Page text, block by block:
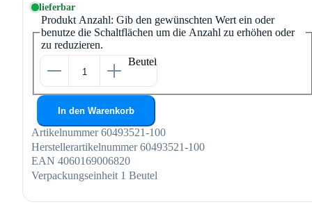
lieferbar
Produkt Anzahl: Gib den gewünschten Wert ein oder
benutze die Schaltflächen um die Anzahl zu erhöhen oder
zu reduzieren.
Beutel
In den Warenkorb
Artikelnummer 60493521-100
Herstellerartikelnummer 60493521-100
EAN 4060169006820
Verpackungseinheit 1 Beutel